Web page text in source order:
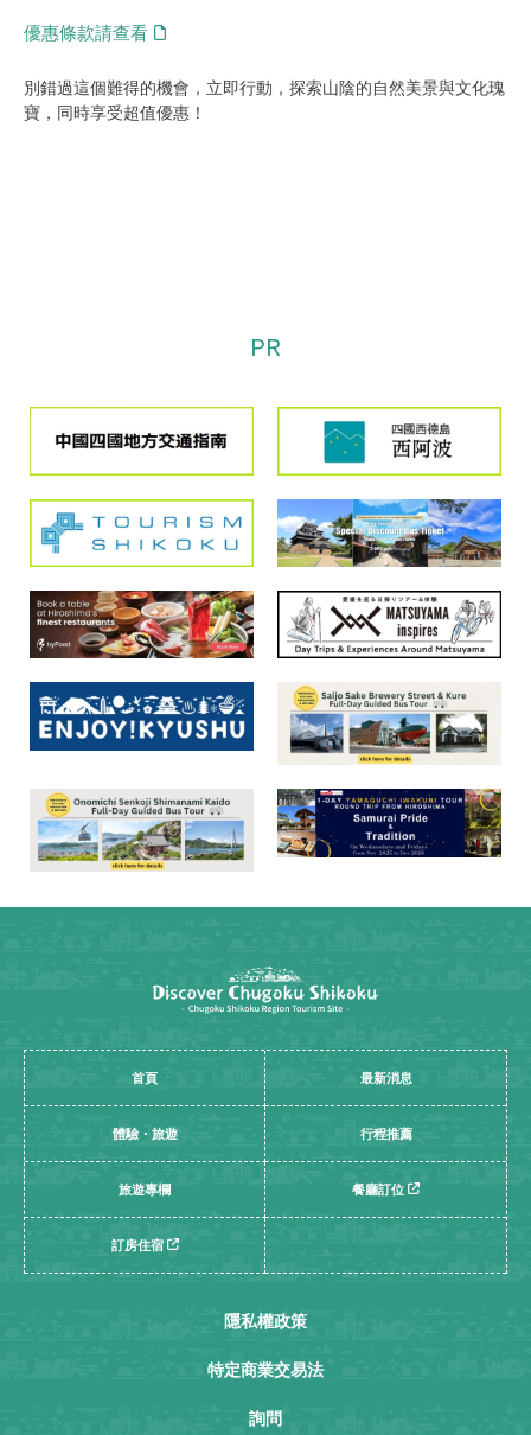
優惠條款請查看
別錯過這個難得的機會，立即行動，探索山陰的自然美景與文化瑰
寶，同時享受超值優惠！
PR
首頁 最新消息
體驗・旅遊 行程推薦
旅遊專欄 餐廳訂位
訂房住宿
隱私權政策
特定商業交易法
詢問